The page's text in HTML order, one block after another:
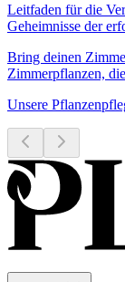
Leitfaden für die
Geheimnisse der
Bring deinen
Zimmerpflanzen,
Unsere